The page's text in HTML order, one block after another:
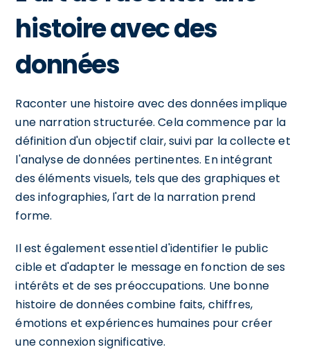
histoire avec des
données
Raconter une histoire avec des données implique
une narration structurée. Cela commence par la
définition d'un objectif clair, suivi par la collecte et
l'analyse de données pertinentes. En intégrant
des éléments visuels, tels que des graphiques et
des infographies, l'art de la narration prend
forme.
Il est également essentiel d'identifier le public
cible et d'adapter le message en fonction de ses
intérêts et de ses préoccupations. Une bonne
histoire de données combine faits, chiffres,
émotions et expériences humaines pour créer
une connexion significative.